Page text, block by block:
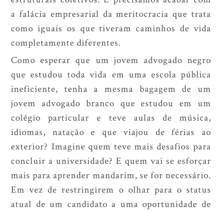
a falácia empresarial da meritocracia que trata
como iguais os que tiveram caminhos de vida
completamente diferentes.
Como esperar que um jovem advogado negro
que estudou toda vida em uma escola pública
ineficiente, tenha a mesma bagagem de um
jovem advogado branco que estudou em um
colégio particular e teve aulas de música,
idiomas, natação e que viajou de férias ao
exterior? Imagine quem teve mais desafios para
concluir a universidade? E quem vai se esforçar
mais para aprender mandarim, se for necessário.
Em vez de restringirem o olhar para o status
atual de um candidato a uma oportunidade de